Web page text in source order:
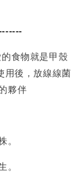
食物就是甲殼
用後，放線線菌
夥伴
。
。